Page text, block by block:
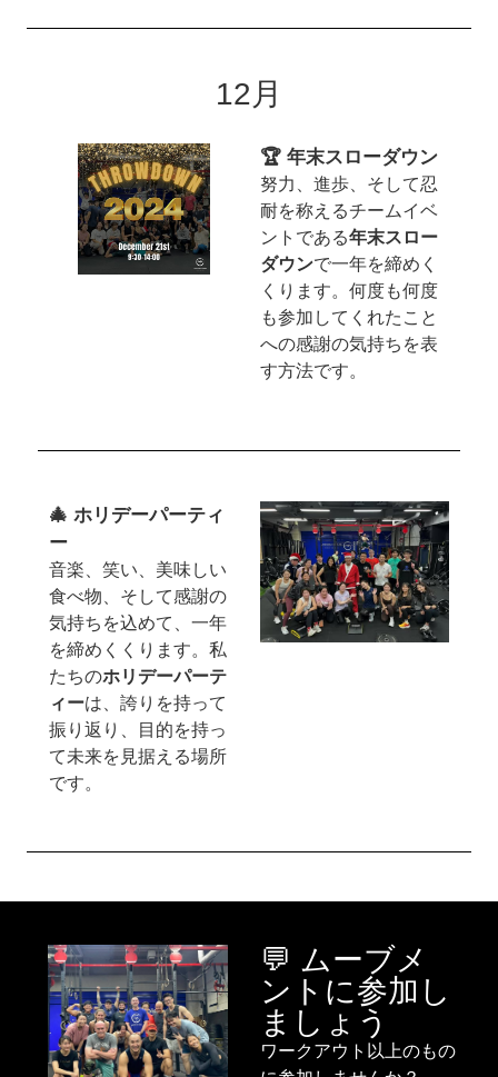
12月
🏆 年末スローダウン
努力、進歩、そして忍
耐を称えるチームイベ
ントである年末スロー
ダウンで一年を締めく
くります。何度も何度
も参加してくれたこと
への感謝の気持ちを表
す方法です。
🎄 ホリデーパーティ
ー
音楽、笑い、美味しい
食べ物、そして感謝の
気持ちを込めて、一年
を締めくくります。私
たちのホリデーパーテ
ィーは、誇りを持って
振り返り、目的を持っ
て未来を見据える場所
です。
💬 ムーブメ
ントに参加し
ましょう
ワークアウト以上のもの